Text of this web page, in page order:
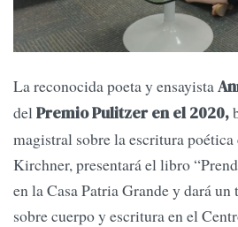
La reconocida poeta y ensayista
delPremio Pulitzer en el 2020,
magistral sobre la escritura
Kirchner, presentará el libro
en la Casa Patria Grande y dará
sobre cuerpo y escritura en el